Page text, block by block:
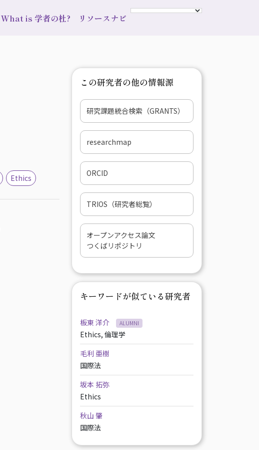
What is 学者の杜? リソースナビ
Ethics
この研究者の他の情報源
研究課題統合検索（GRANTS）
researchmap
ORCID
TRIOS（研究者総覧）
オープンアクセス論文
つくばリポジトリ
キーワードが似ている研究者
板東 洋介 ALUMNI
Ethics, 倫理学
毛利 亜樹
国際法
坂本 拓弥
Ethics
秋山 肇
国際法